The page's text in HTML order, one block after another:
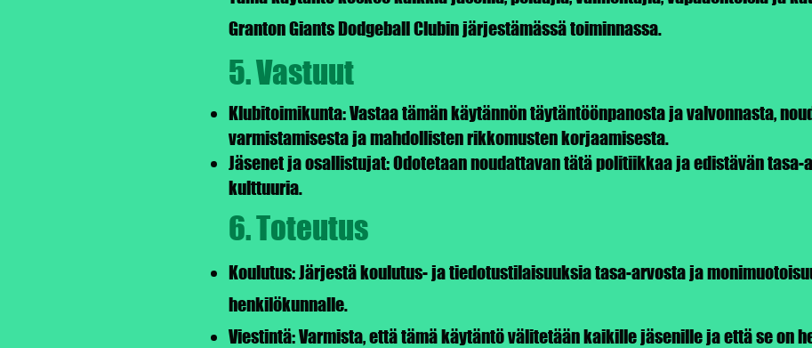
Granton Giants Dodgeball Clubin järjestämässä toiminnassa.
5. Vastuut
Klubitoimikunta: Vastaa tämän käytännön täytäntöönpanosta ja valvonnasta,
varmistamisesta ja mahdollisten rikkomusten korjaamisesta.
Jäsenet ja osallistujat: Odotetaan noudattavan tätä politiikkaa ja edistävän
kulttuuria.
6. Toteutus
Koulutus: Järjestä koulutus- ja tiedotustilaisuuksia tasa-arvosta ja
henkilökunnalle.
Viestintä: Varmista, että tämä käytäntö välitetään kaikille jäsenille ja että se on